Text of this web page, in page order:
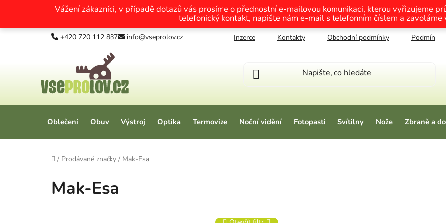
Přejít na obsah
Vážení zákazníci, v případě dotazů vás prosíme o přednostní e-mailovou komunikaci, kterou vyřizujeme
telefonický kontakt, napište nám e-mail s telefonním číslem a zavoláme
+420 720 112 887 info@vseprolov.cz Inzerce Kontakty Obchodní podmínky Podmínky
Oblečení Obuv Výstroj Optika Termovize Noční vidění Fotopasti Svítilny Nože Zbraně a
Domů
/ Prodávané značky / Mak-Esa
Mak-Esa